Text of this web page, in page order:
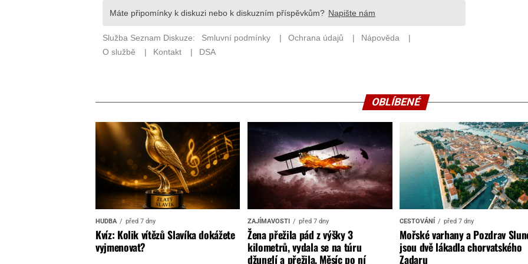
OBLÍBENÉ
HUDBA před 7 dny
Kvíz: Kolik vítězů Slavíka dokážete
vyjmenovat?
ZAJÍMAVOSTI před 7 dny
Žena přežila pád z výšky 3
kilometrů, vydala se na túru
džunglí a přežila. Měsíc po ní
CESTOVÁNÍ před 7 dny
Mořské varhany a Pozdrav
jsou dvě lákadla chorvatského
Zadaru